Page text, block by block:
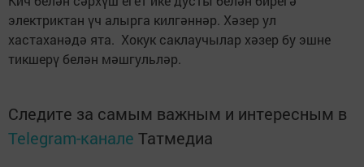
электриктан үч алырга килгәннәр. Хәзер ул
хастаханәдә ята. Хокук саклаучылар хәзер бу эшне
тикшерү белән мәшгульләр.
Следите за самым важным и интересным в
Telegram-канале Татмедиа